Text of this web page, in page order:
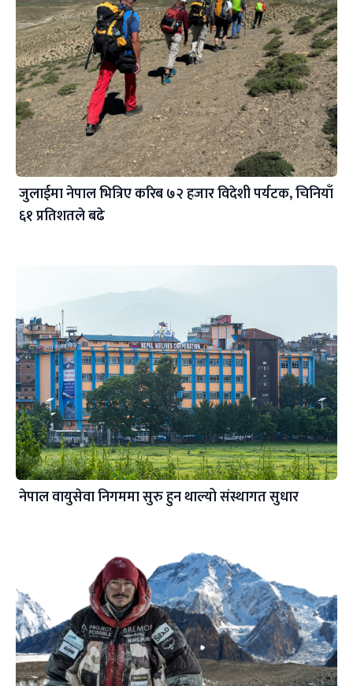
जुलाईमा नेपाल भित्रिए करिब ७२ हजार विदेशी पर्यटक, चिनियाँ
६१ प्रतिशतले बढे
नेपाल वायुसेवा निगममा सुरु हुन थाल्यो संस्थागत सुधार